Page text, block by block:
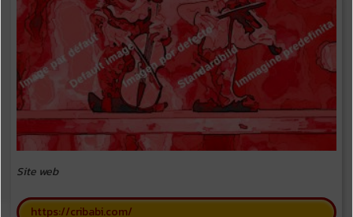
Site web
https://cribabi.com/